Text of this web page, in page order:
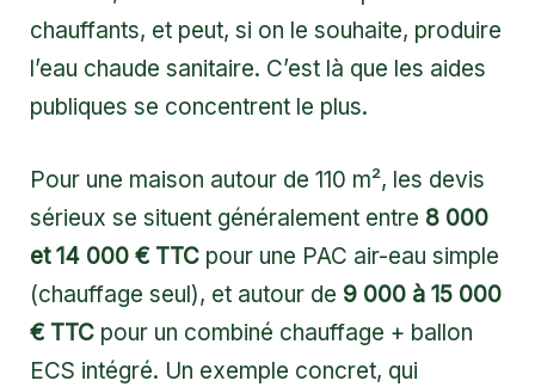
chauffants, et peut, si on le souhaite, produire
l’eau chaude sanitaire. C’est là que les aides
publiques se concentrent le plus.
Pour une maison autour de 110 m², les devis
sérieux se situent généralement entre 8 000
et 14 000 € TTC pour une PAC air-eau simple
(chauffage seul), et autour de 9 000 à 15 000
€ TTC pour un combiné chauffage + ballon
ECS intégré. Un exemple concret, qui